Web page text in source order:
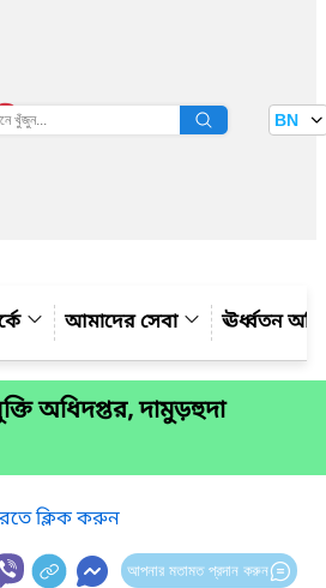
তথ্য বাতায়ন BN
আমাদের সেবা ঊর্ধ্বতন
অধিদপ্তর, দামুড়হুদা
ক্লিক করুন
আপনার মতামত প্রদান করুন